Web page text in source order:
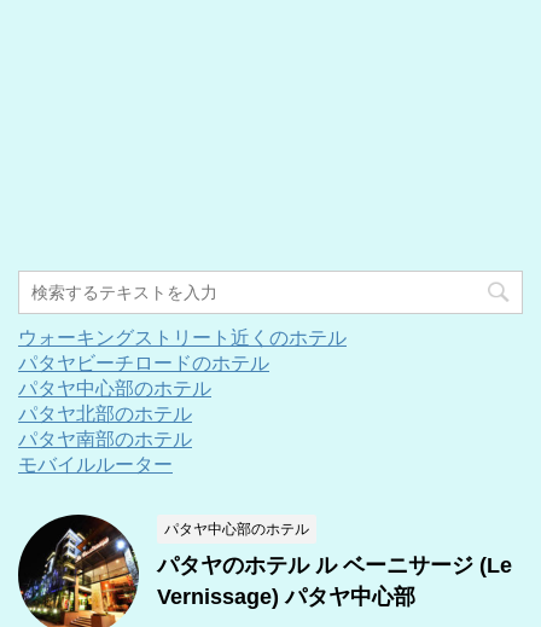
ウォーキングストリート近くのホテル
パタヤビーチロードのホテル
パタヤ中心部のホテル
パタヤ北部のホテル
パタヤ南部のホテル
モバイルルーター
パタヤ中心部のホテル
パタヤのホテル ル ベーニサージ (Le
Vernissage) パタヤ中心部